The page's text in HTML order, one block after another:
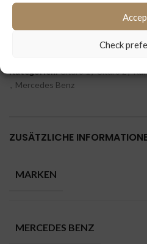
Check
Kategorien:Citaro 1, Citaro 2,
, Mercedes Benz
ZUSÄTZLICHE
MARKEN
MERCEDES BENZ